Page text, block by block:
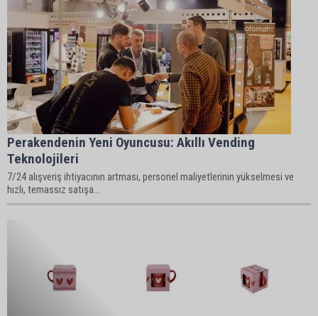
Perakendenin Yeni Oyuncusu: Akıllı Vending
Teknolojileri
7/24 alışveriş ihtiyacının artması, personel maliyetlerinin yükselmesi ve
hızlı, temassız satışa...